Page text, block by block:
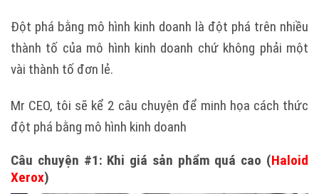
Đột phá bằng mô hình kinh doanh là đột phá trên nhiều
thành tố của mô hình kinh doanh chứ không phải một
vài thành tố đơn lẻ.
Mr CEO, tôi sẽ kể 2 câu chuyện để minh họa cách thức
đột phá bằng mô hình kinh doanh
Câu chuyện #1: Khi giá sản phẩm quá cao (Haloid
Xerox)